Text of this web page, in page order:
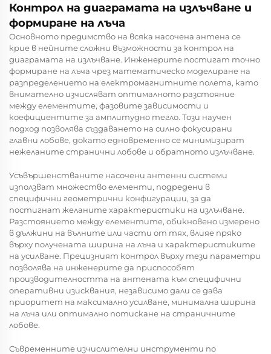
Контрол на диаграмата на излъчване и
формиране на лъча
Основното предимство на всяка насочена антена се
крие в нейните сложни възможности за контрол на
диаграмата на излъчване. Инженерите постигат точно
формиране на лъча чрез математическо моделиране на
разпределението на електромагнитните полета, като
внимателно изчисляват оптималното разстояние
между елементите, фазовите зависимости и
коефициентите за амплитудно тегло. Този научен
подход позволява създаването на силно фокусирани
главни лобове, докато едновременно се минимизират
нежеланите странични лобове и обратното излъчване.
Усъвършенстваните насочени антенни системи
използват множество елементи, подредени в
специфични геометрични конфигурации, за да
постигнат желаните характеристики на излъчване.
Разстоянието между елементите, обикновено измерено
в дължини на вълните или части от тях, влияе пряко
върху получената ширина на лъча и характеристиките
на усилване. Прецизният контрол върху тези параметри
позволява на инженерите да приспособят
производителността на антената към специфични
оперативни изисквания, независимо дали се дава
приоритет на максимално усилване, минимална ширина
на лъча или оптимално потискане на страничните
лобове.
Съвременните изчислителни инструменти по